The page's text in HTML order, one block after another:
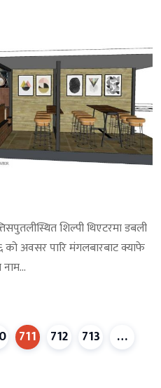
शिल्पी थिएटरमा डबली
अवसर पारि मंगलबारबाट क्याफे
711 712 713
…